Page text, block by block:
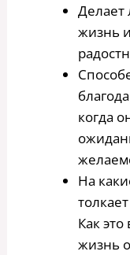
Делает
жизнь
когда
На
Как
жизнь